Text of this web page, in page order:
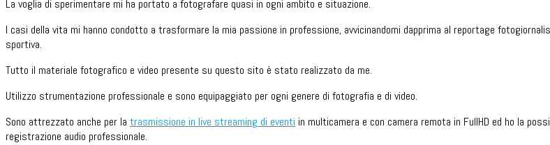
La voglia di sperimentare mi ha portato a fotografare quasi in ogni ambito e situazione.
I casi della vita mi hanno condotto a trasformare la mia passione in professione, avvicinandomi dapprima al reportage
sportiva.
Tutto il materiale fotografico e video presente su questo sito è stato realizzato da me.
Utilizzo strumentazione professionale e sono equipaggiato per ogni genere di fotografia e di video.
Sono attrezzato anche per la trasmissione in live streaming di eventi in multicamera e con camera remota in FullHD ed ho la
registrazione audio professionale.